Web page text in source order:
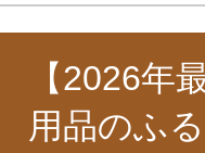
【2026年
用品のふ